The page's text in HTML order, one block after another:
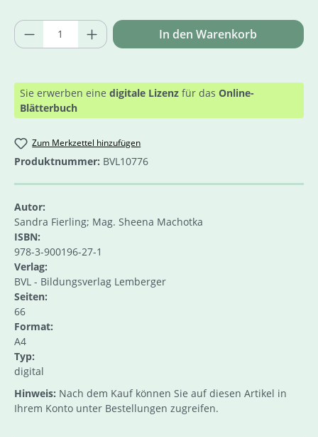
Produkt Anzahl: Gib den gewünschten
In den Warenkorb
Sie erwerben eine digitale Lizenz für das Online-
Blätterbuch
Zum Merkzettel hinzufügen
Produktnummer: BVL10776
Autor:
Sandra Fierling; Mag. Sheena Machotka
ISBN:
978-3-900196-27-1
Verlag:
BVL - Bildungsverlag Lemberger
Seiten:
66
Format:
A4
Typ:
digital
Hinweis: Nach dem Kauf können Sie auf diesen Artikel in
Ihrem Konto unter Bestellungen zugreifen.